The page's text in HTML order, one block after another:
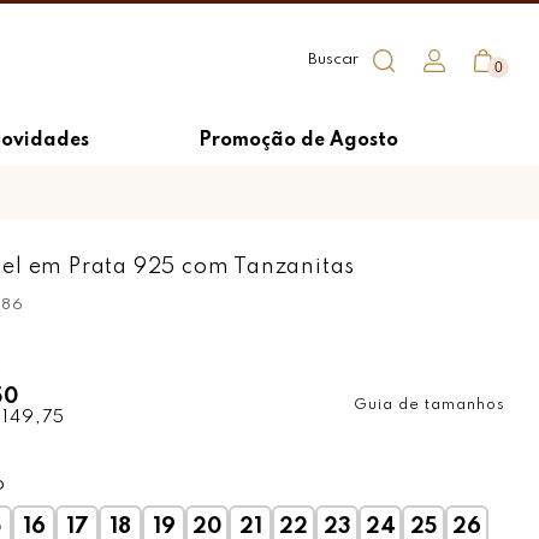
0
Promoção de Agosto
em Prata 925 com Tanzanitas
149,75
Guia de tamanhos
16 17 18 19 20 21 22 23 24 25
26